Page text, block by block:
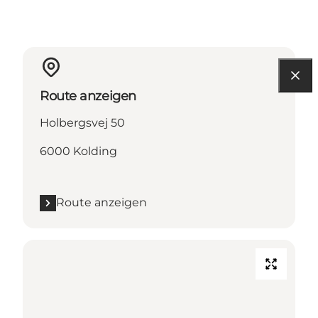
Route anzeigen
Holbergsvej 50
6000 Kolding
Route anzeigen